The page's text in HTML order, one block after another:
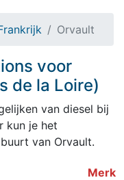
Orvault
voor
de la Loire)
van diesel bij
kun je het
van Orvault.
Merk